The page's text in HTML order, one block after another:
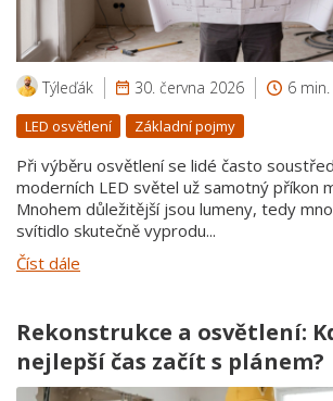
Týleďák 30. června 2026 6 min.
LED osvětlení Základní pojmy
Při výběru osvětlení se lidé často
moderních LED světel už samotný příkon
Mnohem důležitější jsou lumeny, tedy
svítidlo skutečně vyprodu...
Číst dále
Rekonstrukce a osvětlení:
nejlepší čas začít s plánem?